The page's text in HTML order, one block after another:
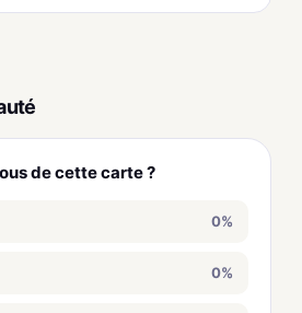
de cette carte ?
0%
0%